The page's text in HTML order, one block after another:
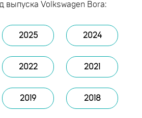
выпуска Volkswagen Bora:
2025 2024
2022 2021
2019 2018